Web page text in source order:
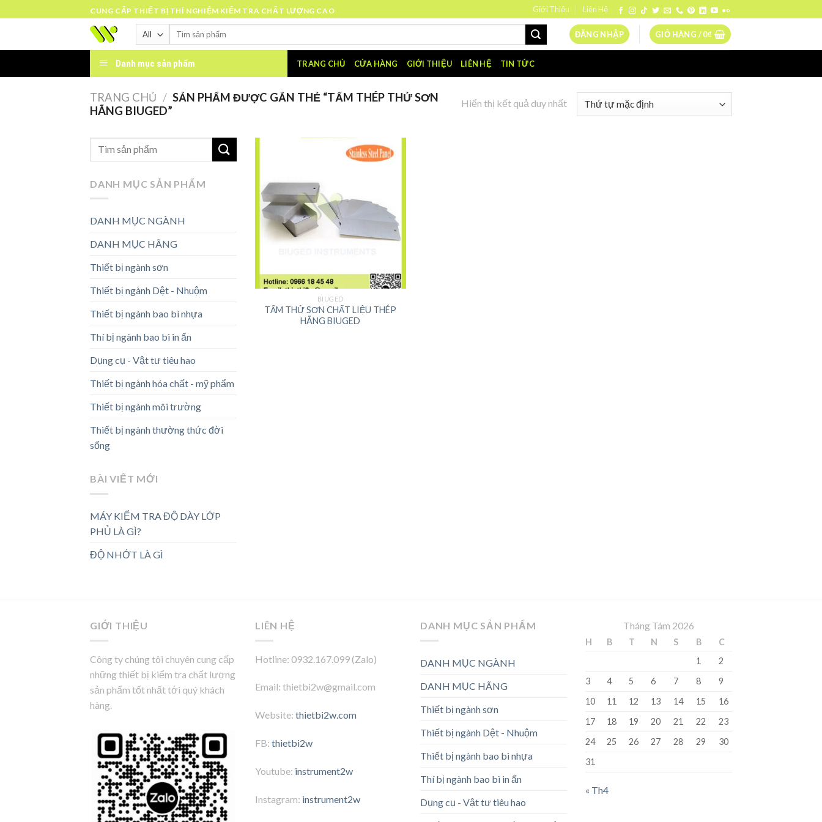
to
CUNG CẤP THIẾT BỊ THÍ NGHIỆM KIỂM TRA CHẤT LƯỢNG CAO Giới Thiệu Liên Hệ
Tìm
ĐĂNG NHẬP GIỎ HÀNG /0₫
Danh mục sản phẩm TRANG CHỦ CỬA HÀNG GIỚI THIỆU LIÊN HỆ TIN TỨC
TRANG CHỦ / SẢN PHẨM ĐƯỢC GẮN THẺ “TẤM THÉP THỬ SƠN
HÃNG BIUGED”
Hiển thị kết quả duy nhất
DANH MỤC SẢN PHẨM
DANH MỤC NGÀNH
DANH MỤC HÃNG
Thiết bị ngành sơn
Thiết bị ngành Dệt - Nhuộm
Thiết bị ngành bao bì nhựa
Thí bị ngành bao bì in ấn
Dụng cụ - Vật tư tiêu hao
Thiết bị ngành hóa chất - mỹ phẩm
Thiết bị ngành môi trường
Thiết bị ngành thường thức đời
sống
BÀI VIẾT MỚI
MÁY KIỂM TRA ĐỘ DÀY LỚP
PHỦ LÀ GÌ?
ĐỘ NHỚT LÀ GÌ
BIUGED
TẤM THỬ SƠN CHẤT LIỆU THÉP
HÃNG BIUGED
GIỚI THIỆU
Công ty chúng tôi chuyên cung cấp
những thiết bị kiểm tra chất lượng
sản phẩm tốt nhất tới quý khách
hàng.
LIÊN HỆ
Hotline: 0932.167.099 (Zalo)
Email: thietbi2w@gmail.com
Website: thietbi2w.com
FB: thietbi2w
Youtube: instrument2w
Instagram: instrument2w
DANH MỤC SẢN PHẨM
DANH MỤC NGÀNH
DANH MỤC HÃNG
Thiết bị ngành sơn
Thiết bị ngành Dệt - Nhuộm
Thiết bị ngành bao bì nhựa
Thí bị ngành bao bì in ấn
Dụng cụ - Vật tư tiêu hao
Tháng Tám 2026
H B T N S B
C
1
2
3
4 5 6 7 8
9
10
11 12 13 14 15
16
17
18 19 20 21 22
23
24
25 26 27 28 29
30
31
« Th4